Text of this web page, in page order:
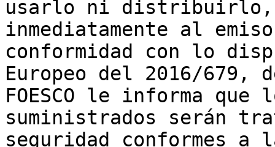
usarlo ni distribuirlo,
inmediatamente al
conformidad con lo
Europeo del 2016/
FOESCO le informa
suministrados serán
seguridad conformes a